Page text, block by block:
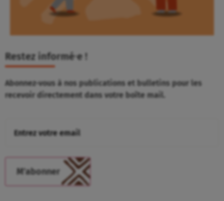
Restez informé⸱e !
Abonnez-vous à nos publications et bulletins pour les
recevoir directement dans votre boîte mail.